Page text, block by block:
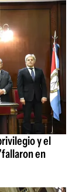
y el
en